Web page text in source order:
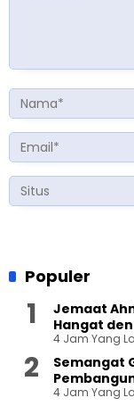
Populer
Jemaat
Hangat
4 Jam Yang
Semangat
Ahmadiyah
4 Jam Yang